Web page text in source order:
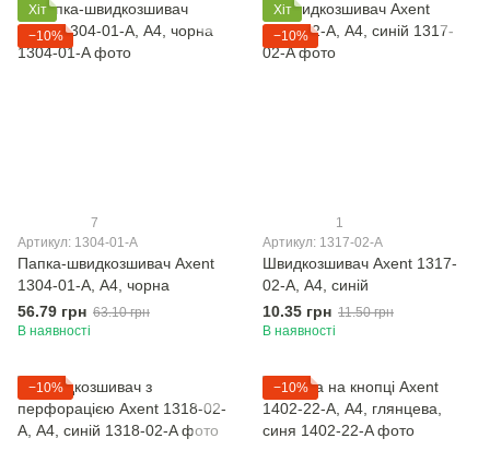
Хіт
−10%
7
Артикул: 1304-01-A
Папка-швидкозшивач Axent
1304-01-A, А4, чорна
56.79 грн 63.10 грн
В наявності
Хіт
−10%
1
Артикул: 1317-02-A
Швидкозшивач Axent 1317-
02-A, А4, синій
10.35 грн 11.50 грн
В наявності
−10% −10%